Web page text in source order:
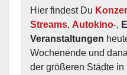
Hier findest Du
Streams, Autokino-,
Veranstaltungen
Wochenende und
der größeren Städte